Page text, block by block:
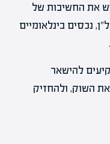
את החשיבות של
נכסים בינלאומיים
להישאר
השוק, ולהחזיק